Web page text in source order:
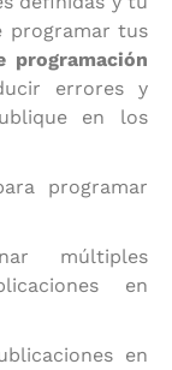
programar tus
programación
errores y
en los
programar
múltiples
en
en